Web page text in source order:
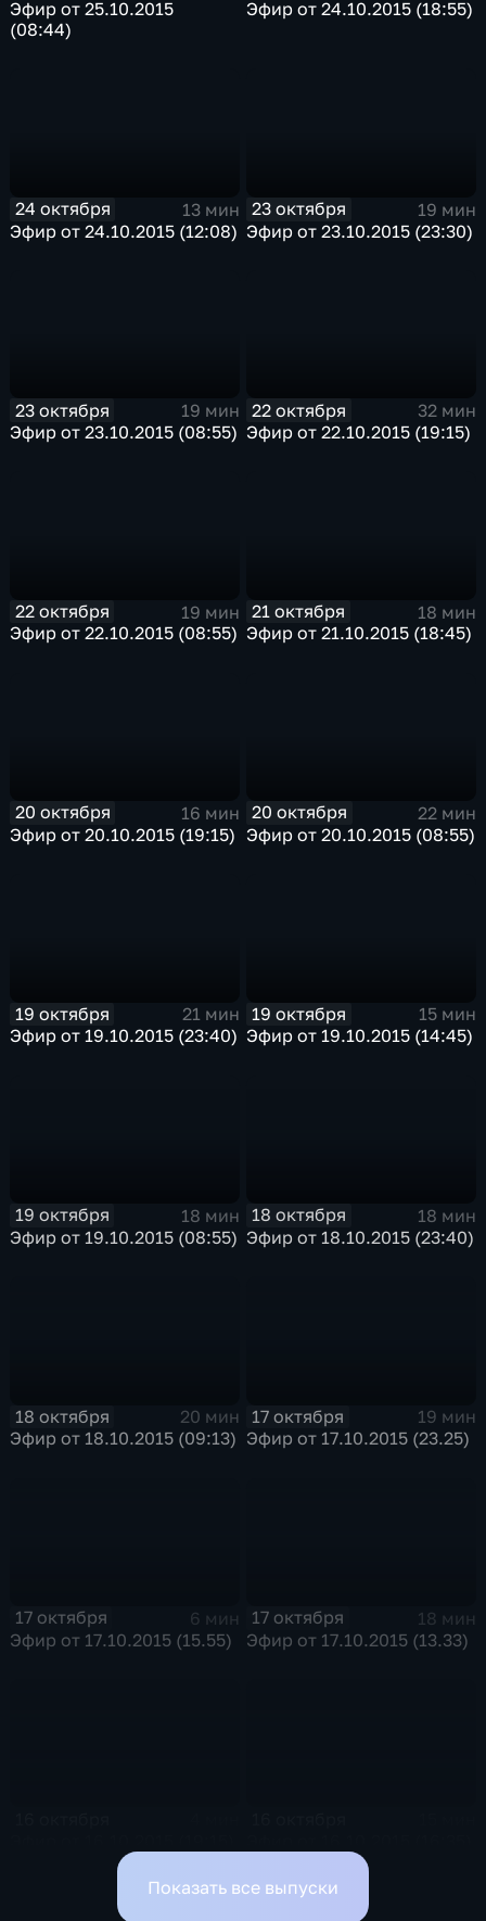
Эфир от 25.10.2015
(08:44)
Эфир от 24.10.2015 (18:55)
24 октября
13 мин
Эфир от 24.10.2015 (12:08)
23 октября
19 мин
Эфир от 23.10.2015 (23:30)
23 октября
19 мин
Эфир от 23.10.2015 (08:55)
22 октября
32 мин
Эфир от 22.10.2015 (19:15)
22 октября
19 мин
Эфир от 22.10.2015 (08:55)
21 октября
18 мин
Эфир от 21.10.2015 (18:45)
20 октября
16 мин
Эфир от 20.10.2015 (19:15)
20 октября
22 мин
Эфир от 20.10.2015 (08:55)
19 октября
21 мин
Эфир от 19.10.2015 (23:40)
19 октября
15 мин
Эфир от 19.10.2015 (14:45)
19 октября
18 мин
Эфир от 19.10.2015 (08:55)
18 октября
18 мин
Эфир от 18.10.2015 (23:40)
18 октября
20 мин
Эфир от 18.10.2015 (09:13)
17 октября
19 мин
Эфир от 17.10.2015 (23.25)
17 октября
6 мин
Эфир от 17.10.2015 (15.55)
17 октября
18 мин
Эфир от 17.10.2015 (13.33)
Показать все выпуски